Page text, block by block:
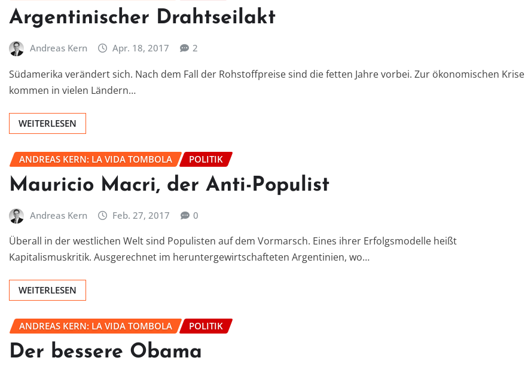
Argentinischer Drahtseilakt
Andreas Kern Apr. 18, 2017 2
Südamerika verändert sich. Nach dem Fall der Rohstoffpreise sind die fetten Jahre vorbei. Zur ökonomischen Krise
kommen in vielen Ländern…
WEITERLESEN
ANDREAS KERN: LA VIDA TOMBOLA POLITIK
Mauricio Macri, der Anti-Populist
Andreas Kern Feb. 27, 2017 0
Überall in der westlichen Welt sind Populisten auf dem Vormarsch. Eines ihrer Erfolgsmodelle heißt
Kapitalismuskritik. Ausgerechnet im heruntergewirtschafteten Argentinien, wo…
WEITERLESEN
ANDREAS KERN: LA VIDA TOMBOLA POLITIK
Der bessere Obama